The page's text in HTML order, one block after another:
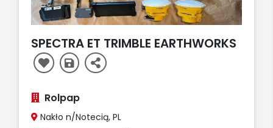
SPECTRA ET TRIMBLE EARTHWORKS
Rolpap
Nakło n/Notecią, PL